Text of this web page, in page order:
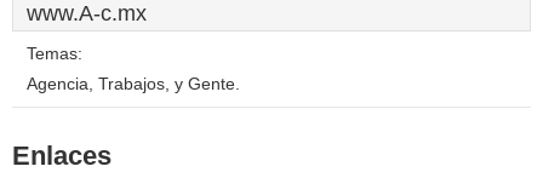
www.A-c.mx
Temas:
Agencia, Trabajos, y Gente.
Enlaces